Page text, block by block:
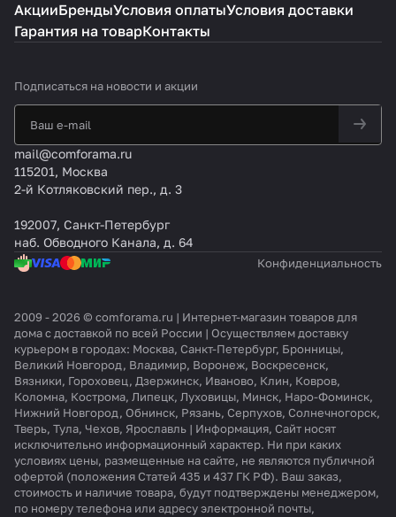
АкцииБрендыУсловия оплатыУсловия доставки
Гарантия на товарКонтакты
Подписаться на новости и акции
mail@comforama.ru
115201, Москва
2-й Котляковский пер., д. 3
192007, Санкт-Петербург
наб. Обводного Канала, д. 64
Конфиденциальность
2009 - 2026 © comforama.ru | Интернет-магазин товаров для
дома с доставкой по всей России | Осуществляем доставку
курьером в городах: Москва, Санкт-Петербург, Бронницы,
Великий Новгород, Владимир, Воронеж, Воскресенск,
Вязники, Гороховец, Дзержинск, Иваново, Клин, Ковров,
Коломна, Кострома, Липецк, Луховицы, Минск, Наро-Фоминск,
Нижний Новгород, Обнинск, Рязань, Серпухов, Солнечногорск,
Тверь, Тула, Чехов, Ярославль | Информация, Сайт носят
исключительно информационный характер. Ни при каких
условиях цены, размещенные на сайте, не являются публичной
офертой (положения Статей 435 и 437 ГК РФ). Ваш заказ,
стоимость и наличие товара, будут подтверждены менеджером,
по номеру телефона или адресу электронной почты,